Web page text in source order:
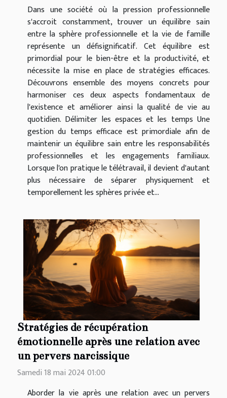
Dans une société où la pression professionnelle
s'accroit constamment, trouver un équilibre sain
entre la sphère professionnelle et la vie de famille
représente un défisignificatif. Cet équilibre est
primordial pour le bien-être et la productivité, et
nécessite la mise en place de stratégies efficaces.
Découvrons ensemble des moyens concrets pour
harmoniser ces deux aspects fondamentaux de
l'existence et améliorer ainsi la qualité de vie au
quotidien. Délimiter les espaces et les temps Une
gestion du temps efficace est primordiale afin de
maintenir un équilibre sain entre les responsabilités
professionnelles et les engagements familiaux.
Lorsque l'on pratique le télétravail, il devient d'autant
plus nécessaire de séparer physiquement et
temporellement les sphères privée et...
Stratégies de récupération
émotionnelle après une relation avec
un pervers narcissique
Samedi 18 mai 2024 01:00
Aborder la vie après une relation avec un pervers